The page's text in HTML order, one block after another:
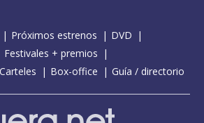
Próximos estrenos
DVD
Festivales + premios
Carteles Box-office Guía / directorio